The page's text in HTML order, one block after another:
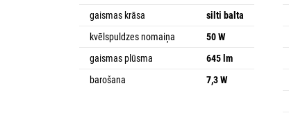
gaismas krāsa
silti balta
kvēlspuldzes nomaiņa
50 W
gaismas plūsma
645 lm
barošana
7,3 W